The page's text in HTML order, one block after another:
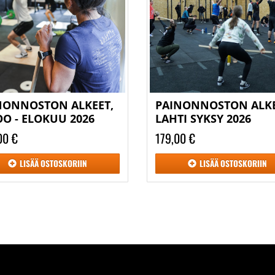
ALKEET,
- ELOKUU 2026
€
LISÄÄOSTOSKORIIN
PAINONNOSTON
LAHTI SYKSY 2026
179,00 €
LISÄÄOSTOSKORIIN